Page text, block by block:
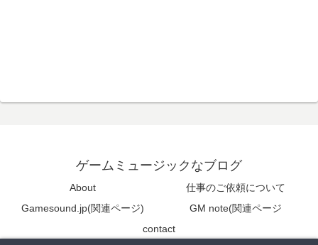
ゲームミュージックなブログ
About
仕事のご依頼について
Gamesound.jp(関連ページ)
GM note(関連ページ
contact